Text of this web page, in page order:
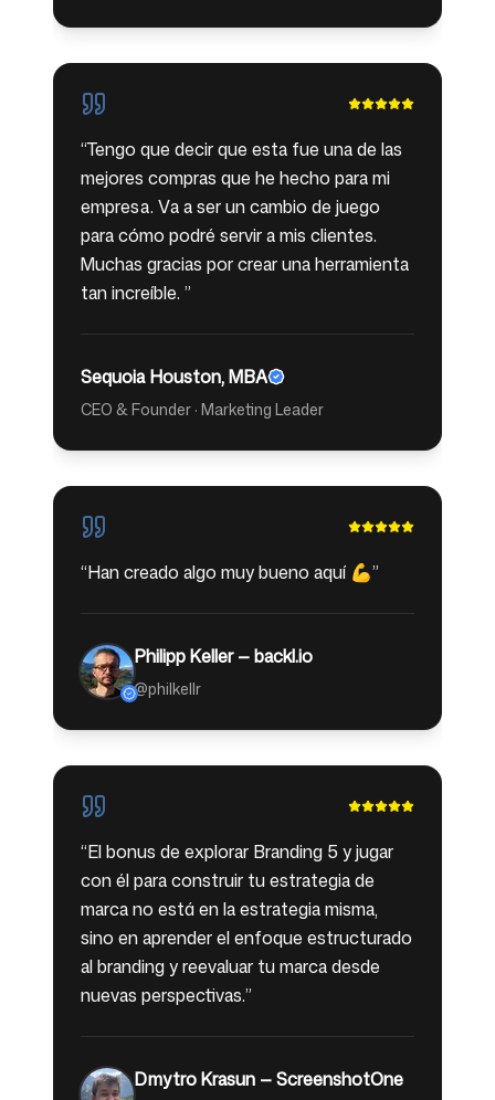
“Tengo que decir que esta fue una de las
mejores compras que he hecho para mi
empresa. Va a ser un cambio de juego
para cómo podré servir a mis clientes.
Muchas gracias por crear una herramienta
tan increíble. ”
Sequoia Houston, MBA
CEO & Founder · Marketing Leader
“Han creado algo muy bueno aquí 💪”
Philipp Keller — backl.io
@philkellr
“El bonus de explorar Branding 5 y jugar
con él para construir tu estrategia de
marca no está en la estrategia misma,
sino en aprender el enfoque estructurado
al branding y reevaluar tu marca desde
nuevas perspectivas.”
Dmytro Krasun — ScreenshotOne